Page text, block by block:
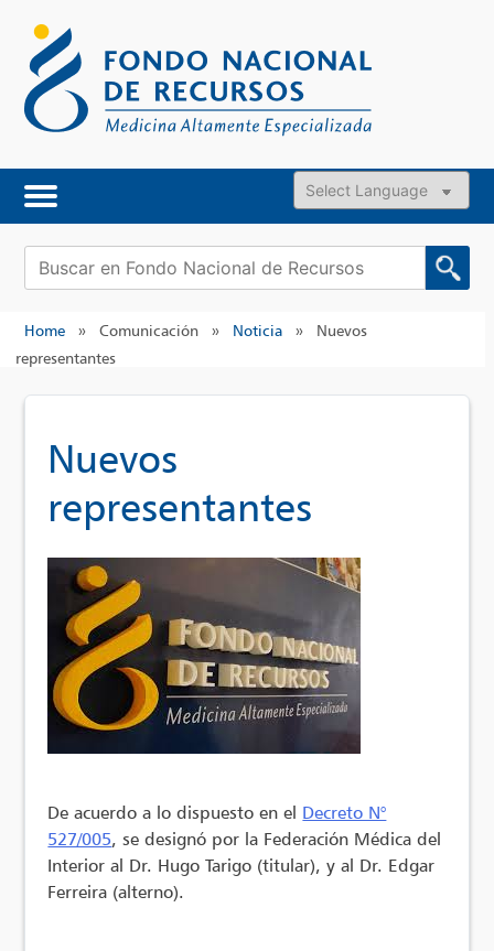
content
Powered by
Buscar:
Home » Comunicación » Noticia »
Nuevos
representantes
Nuevos
representantes
De acuerdo a lo dispuesto en el Decreto N°
527/005, se designó por la Federación Médica del
Interior al Dr. Hugo Tarigo (titular), y al Dr. Edgar
Ferreira (alterno).